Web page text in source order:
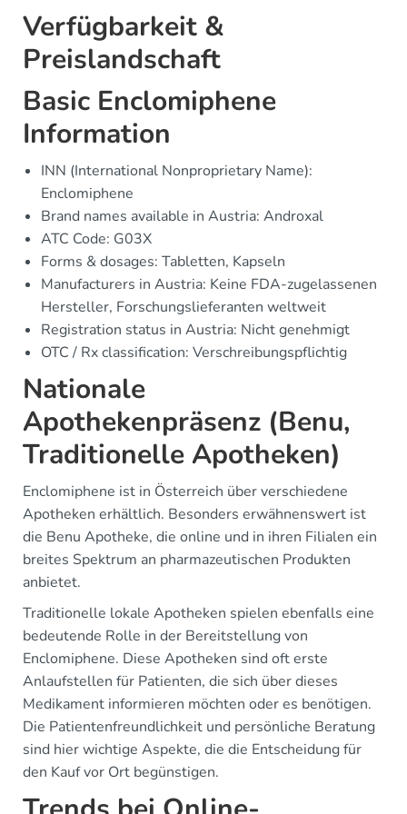
Verfügbarkeit &
Preislandschaft
Basic Enclomiphene
Information
INN (International Nonproprietary Name):
Enclomiphene
Brand names available in Austria: Androxal
ATC Code: G03X
Forms & dosages: Tabletten, Kapseln
Manufacturers in Austria: Keine FDA-zugelassenen
Hersteller, Forschungslieferanten weltweit
Registration status in Austria: Nicht genehmigt
OTC / Rx classification: Verschreibungspflichtig
Nationale
Apothekenpräsenz (Benu,
Traditionelle Apotheken)
Enclomiphene ist in Österreich über verschiedene
Apotheken erhältlich. Besonders erwähnenswert ist
die Benu Apotheke, die online und in ihren Filialen ein
breites Spektrum an pharmazeutischen Produkten
anbietet.
Traditionelle lokale Apotheken spielen ebenfalls eine
bedeutende Rolle in der Bereitstellung von
Enclomiphene. Diese Apotheken sind oft erste
Anlaufstellen für Patienten, die sich über dieses
Medikament informieren möchten oder es benötigen.
Die Patientenfreundlichkeit und persönliche Beratung
sind hier wichtige Aspekte, die die Entscheidung für
den Kauf vor Ort begünstigen.